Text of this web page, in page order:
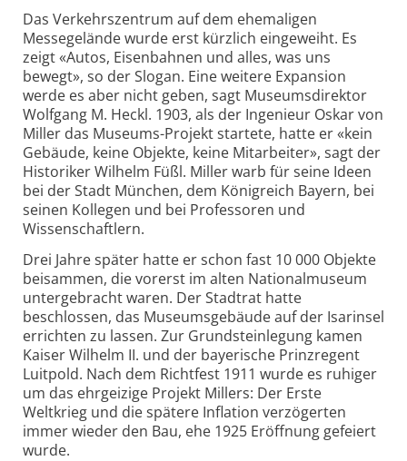
Das Verkehrszentrum auf dem ehemaligen
Messegelände wurde erst kürzlich eingeweiht. Es
zeigt «Autos, Eisenbahnen und alles, was uns
bewegt», so der Slogan. Eine weitere Expansion
werde es aber nicht geben, sagt Museumsdirektor
Wolfgang M. Heckl. 1903, als der Ingenieur Oskar von
Miller das Museums-Projekt startete, hatte er «kein
Gebäude, keine Objekte, keine Mitarbeiter», sagt der
Historiker Wilhelm Füßl. Miller warb für seine Ideen
bei der Stadt München, dem Königreich Bayern, bei
seinen Kollegen und bei Professoren und
Wissenschaftlern.
Drei Jahre später hatte er schon fast 10 000 Objekte
beisammen, die vorerst im alten Nationalmuseum
untergebracht waren. Der Stadtrat hatte
beschlossen, das Museumsgebäude auf der Isarinsel
errichten zu lassen. Zur Grundsteinlegung kamen
Kaiser Wilhelm II. und der bayerische Prinzregent
Luitpold. Nach dem Richtfest 1911 wurde es ruhiger
um das ehrgeizige Projekt Millers: Der Erste
Weltkrieg und die spätere Inflation verzögerten
immer wieder den Bau, ehe 1925 Eröffnung gefeiert
wurde.